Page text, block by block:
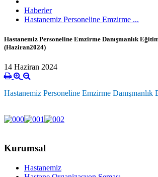
Haberler
Hastanemiz Personeline Emzirme ...
Hastanemiz Personeline Emzirme Danışmanlık
(Haziran2024)
14 Haziran 2024
Hastanemiz Personeline Emzirme
Kurumsal
Hastanemiz